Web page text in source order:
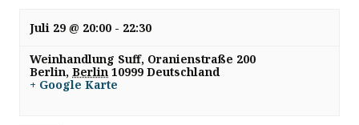
Juli 29 @ 20:00 - 22:30
Weinhandlung Suff, Oranienstraße 200
Berlin, Berlin 10999 Deutschland
+ Google Karte